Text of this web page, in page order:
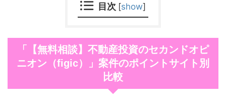
目次 [show]
「【無料相談】不動産投資のセカンドオピ
ニオン（figic）」案件のポイントサイト別
比較